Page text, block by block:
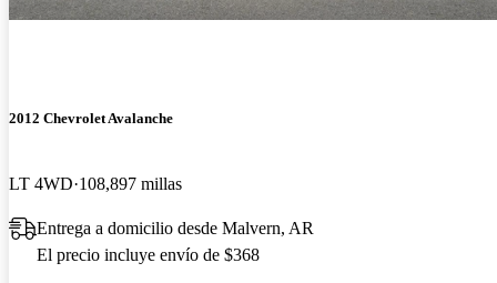
2012 Chevrolet Avalanche
LT 4WD 108,897 millas
Entrega a domicilio desde Malvern, AR
El precio incluye envío de $368